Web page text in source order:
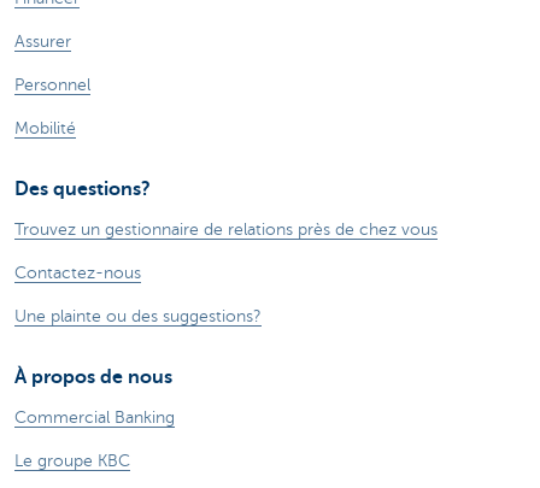
Assurer
Personnel
Mobilité
Des questions?
Trouvez un gestionnaire de relations près de chez vous
Contactez-nous
Une plainte ou des suggestions?
À propos de nous
Commercial Banking
Le groupe KBC